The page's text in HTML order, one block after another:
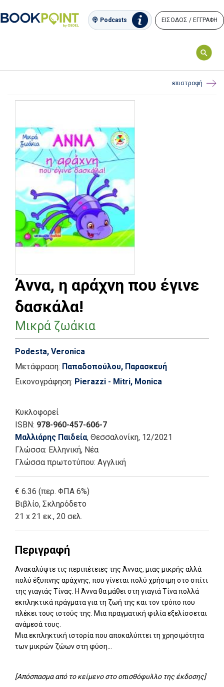
Podcasts ΕΙΣΟΔΟΣ / ΕΓΓΡΑΦΗ
επιστροφή
Άννα, η αράχνη που έγινε
δασκάλα!
Μικρά ζωάκια
Podesta, Veronica
Μετάφραση: Παπαδοπούλου, Παρασκευή
Εικονογράφηση: Pierazzi - Mitri, Monica
Κυκλοφορεί
ISBN: 978-960-457-606-7
Μαλλιάρης Παιδεία, Θεσσαλονίκη, 12/2021
Γλώσσα: Ελληνική, Νέα
Γλώσσα πρωτοτύπου: Αγγλική
€ 6.36 (περ. ΦΠΑ 6%)
Βιβλίο, Σκληρόδετο
21 x 21 εκ., 20 σελ.
Περιγραφή
Ανακαλύψτε τις περιπέτειες της Άννας, μιας μικρής αλλά
πολύ έξυπνης αράχνης, που γίνεται πολύ χρήσιμη στο σπίτι
της γιαγιάς Τίνας. Η Άννα θα μάθει στη γιαγιά Τίνα πολλά
εκπληκτικά πράγματα για τη ζωή της και τον τρόπο που
πλέκει τους ιστούς της. Μια πραγματική φιλία εξελίσσεται
ανάμεσά τους.
Μια εκπληκτική ιστορία που αποκαλύπτει τη χρησιμότητα
των μικρών ζώων στη φύση...
[Απόσπασμα από το κείμενο στο οπισθόφυλλο της έκδοσης]